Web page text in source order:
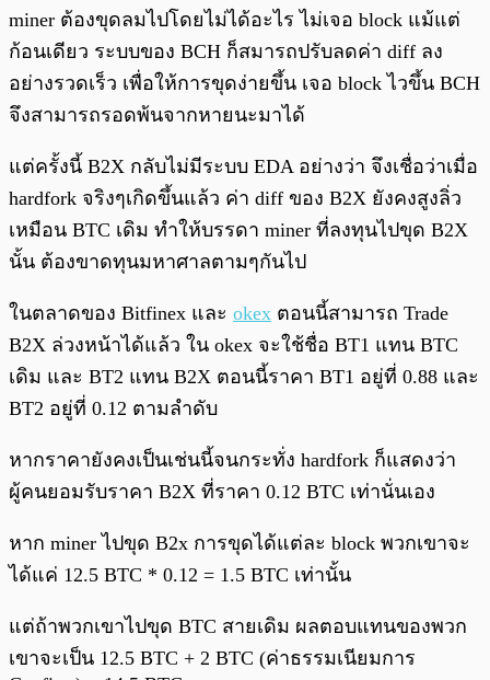
miner ต้องขุดลมไปโดยไม่ได้อะไร ไม่เจอ block แม้แต่
ก้อนเดียว ระบบของ BCH ก็สมารถปรับลดค่า diff ลง
อย่างรวดเร็ว เพื่อให้การขุดง่ายขึ้น เจอ block ไวขึ้น BCH
จึงสามารถรอดพ้นจากหายนะมาได้
แต่ครั้งนี้ B2X กลับไม่มีระบบ EDA อย่างว่า จึงเชื่อว่าเมื่อ
hardfork จริงๆเกิดขึ้นแล้ว ค่า diff ของ B2X ยังคงสูงลิ่ว
เหมือน BTC เดิม ทำให้บรรดา miner ที่ลงทุนไปขุด B2X
นั้น ต้องขาดทุนมหาศาลตามๆกันไป
ในตลาดของ Bitfinex และ okex ตอนนี้สามารถ Trade
B2X ล่วงหน้าได้แล้ว ใน okex จะใช้ชื่อ BT1 แทน BTC
เดิม และ BT2 แทน B2X ตอนนี้ราคา BT1 อยู่ที่ 0.88 และ
BT2 อยู่ที่ 0.12 ตามลำดับ
หากราคายังคงเป็นเช่นนี้จนกระทั่ง hardfork ก็แสดงว่า
ผู้คนยอมรับราคา B2X ที่ราคา 0.12 BTC เท่านั่นเอง
หาก miner ไปขุด B2x การขุดได้แต่ละ block พวกเขาจะ
ได้แค่ 12.5 BTC * 0.12 = 1.5 BTC เท่านั้น
แต่ถ้าพวกเขาไปขุด BTC สายเดิม ผลตอบแทนของพวก
เขาจะเป็น 12.5 BTC + 2 BTC (ค่าธรรมเนียมการ